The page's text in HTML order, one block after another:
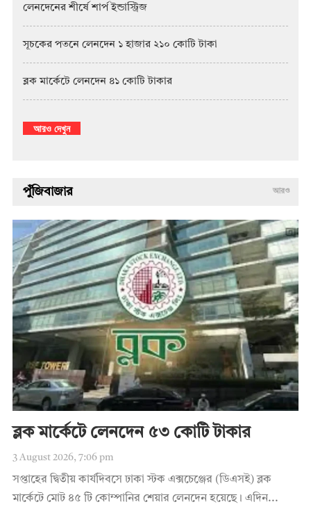
লেনদেনের শীর্ষে শার্প ইন্ডাস্ট্রিজ
সূচকের পতনে লেনদেন ১ হাজার ২১০ কোটি টাকা
ব্লক মার্কেটে লেনদেন ৪১ কোটি টাকার
আরও দেখুন
পুঁজিবাজার আরও
ব্লক মার্কেটে লেনদেন ৫৩ কোটি টাকার
3 August 2026, 7:06 pm
সপ্তাহের দ্বিতীয় কার্যদিবসে ঢাকা স্টক এক্সচেঞ্জের (ডিএসই) ব্লক
মার্কেটে মোট ৪৫ টি কোম্পানির শেয়ার লেনদেন হয়েছে। এদিন...